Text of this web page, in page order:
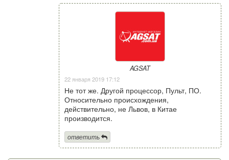
AGSAT
22 января 2019 17:12
Не тот же. Другой процессор, Пульт, ПО.
Относительно происхождения,
действительно, не Львов, в Китае
производится.
ответить